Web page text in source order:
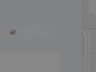
🥡 Takeaway